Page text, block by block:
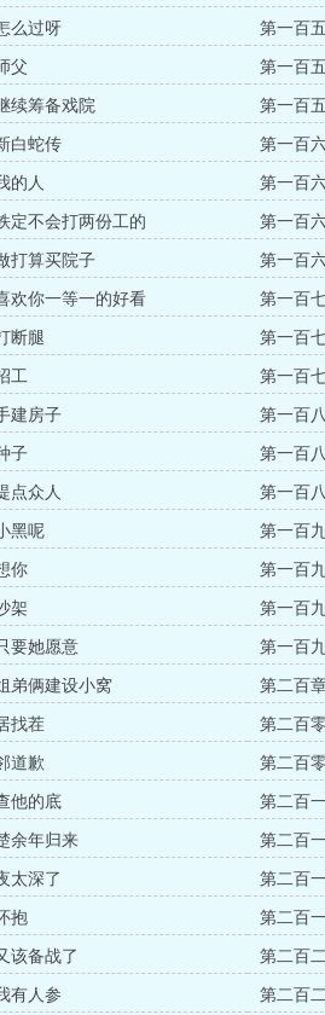
么过呀 第一百
父 第一百
续筹备戏院 第一百
白蛇传 第一百
的人 第一百
定不会打两份工的 第一百
打算买院子 第一百
欢你一等一的好看 第一百
断腿 第一百
工 第一百
建房子 第一百
子 第一百
点众人 第一百
黑呢 第一百
你 第一百
架 第一百
要她愿意 第一百
弟俩建设小窝 第二百
找茬 第二百
道歉 第二百
他的底 第二百
余年归来 第二百
太深了 第二百
抱 第二百
该备战了 第二百
有人参 第二百